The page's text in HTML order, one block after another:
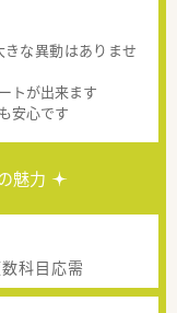
な異動はありませ
トが出来ます
安心です
魅力
科目応需